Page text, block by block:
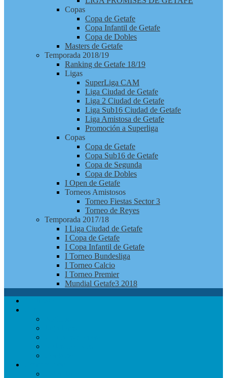
Copas
Copa de Getafe
Copa Infantil de Getafe
Copa de Dobles
Masters de Getafe
Temporada 2018/19
Ranking de Getafe 18/19
Ligas
SuperLiga CAM
Liga Ciudad de Getafe
Liga 2 Ciudad de Getafe
Liga Sub16 Ciudad de Getafe
Liga Amistosa de Getafe
Promoción a Superliga
Copas
Copa de Getafe
Copa Sub16 de Getafe
Copa de Segunda
Copa de Dobles
I Open de Getafe
Torneos Amistosos
Torneo Fiestas Sector 3
Torneo de Reyes
Temporada 2017/18
I Liga Ciudad de Getafe
I Copa de Getafe
I Copa Infantil de Getafe
I Torneo Bundesliga
I Torneo Calcio
I Torneo Premier
Mundial Getafe3 2018